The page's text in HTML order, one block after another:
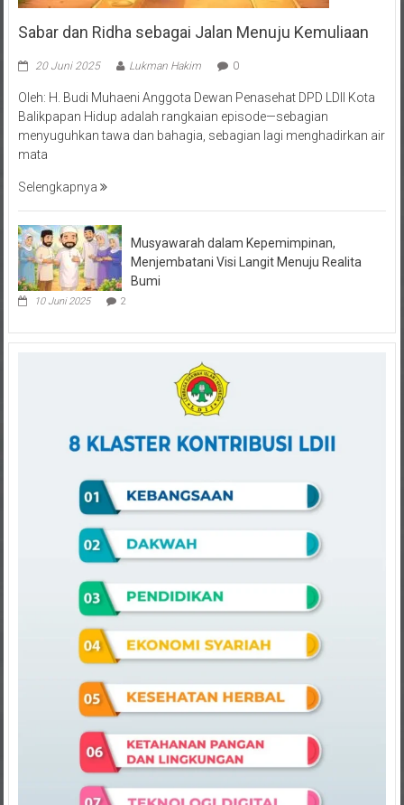
Sabar dan Ridha sebagai Jalan Menuju Kemuliaan
Balikpapan Hidup adalah rangkaian episode—sebagian
menyuguhkan tawa dan bahagia, sebagian lagi menghadirkan air
mata
Menjembatani Visi Langit Menuju Realita
Bumi
10 Juni 2025 2